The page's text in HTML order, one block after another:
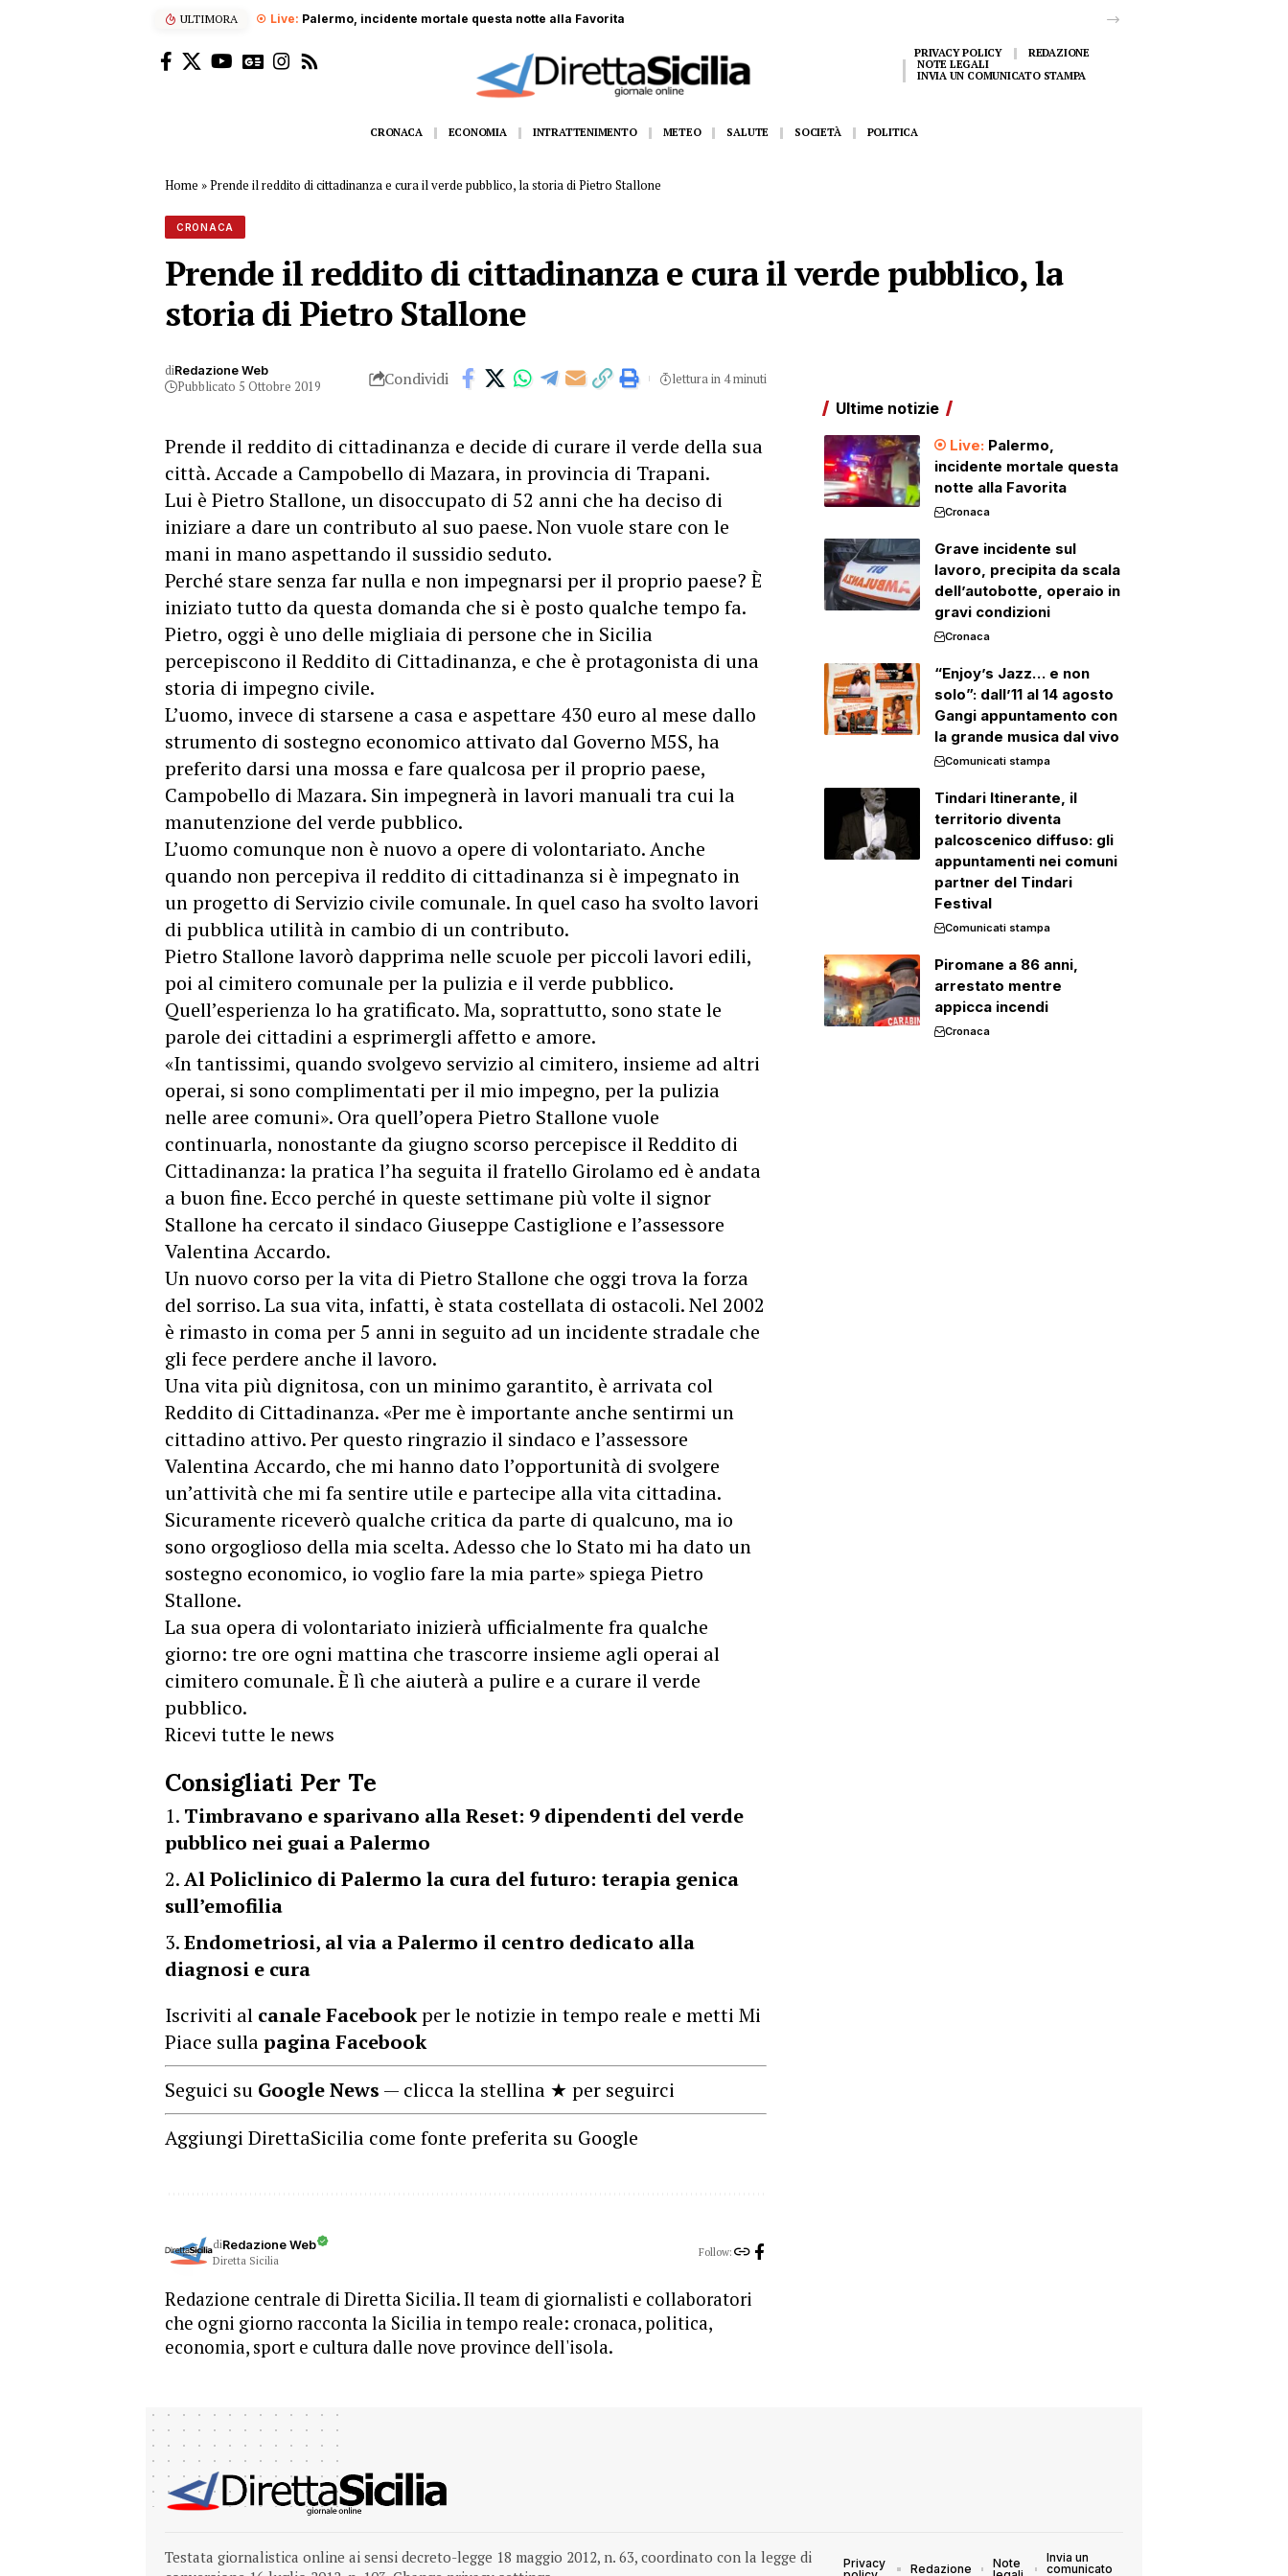
ULTIMORA
PRIVACY POLICY
REDAZIONE
NOTE LEGALI
INVIA UN COMUNICATO STAMPA
CRONACA ECONOMIA INTRATTENIMENTO METEO SALUTE SOCIETÀ POLITICA
Home »Prende il reddito di cittadinanza e cura il verde pubblico, la storia di Pietro Stallone
CRONACA
Prende il reddito di cittadinanza e cura il verde pubblico, la
storia di Pietro Stallone
diRedazione Web
Pubblicato 5 Ottobre 2019 Condividi lettura in 4 minuti
Prende il reddito di cittadinanza e decide di curare il verde della sua
città. Accade a Campobello di Mazara, in provincia di Trapani.
Lui è Pietro Stallone, un disoccupato di 52 anni che ha deciso di
iniziare a dare un contributo al suo paese. Non vuole stare con le
mani in mano aspettando il sussidio seduto.
Perché stare senza far nulla e non impegnarsi per il proprio paese? È
iniziato tutto da questa domanda che si è posto qualche tempo fa.
Pietro, oggi è uno delle migliaia di persone che in Sicilia
percepiscono il Reddito di Cittadinanza, e che è protagonista di una
storia di impegno civile.
L’uomo, invece di starsene a casa e aspettare 430 euro al mese dallo
strumento di sostegno economico attivato dal Governo M5S, ha
preferito darsi una mossa e fare qualcosa per il proprio paese,
Campobello di Mazara. Sin impegnerà in lavori manuali tra cui la
manutenzione del verde pubblico.
L’uomo comunque non è nuovo a opere di volontariato. Anche
quando non percepiva il reddito di cittadinanza si è impegnato in
un progetto di Servizio civile comunale. In quel caso ha svolto lavori
di pubblica utilità in cambio di un contributo.
Pietro Stallone lavorò dapprima nelle scuole per piccoli lavori edili,
poi al cimitero comunale per la pulizia e il verde pubblico.
Quell’esperienza lo ha gratificato. Ma, soprattutto, sono state le
parole dei cittadini a esprimergli affetto e amore.
«In tantissimi, quando svolgevo servizio al cimitero, insieme ad altri
operai, si sono complimentati per il mio impegno, per la pulizia
nelle aree comuni». Ora quell’opera Pietro Stallone vuole
continuarla, nonostante da giugno scorso percepisce il Reddito di
Cittadinanza: la pratica l’ha seguita il fratello Girolamo ed è andata
a buon fine. Ecco perché in queste settimane più volte il signor
Stallone ha cercato il sindaco Giuseppe Castiglione e l’assessore
Valentina Accardo.
Un nuovo corso per la vita di Pietro Stallone che oggi trova la forza
del sorriso. La sua vita, infatti, è stata costellata di ostacoli. Nel 2002
è rimasto in coma per 5 anni in seguito ad un incidente stradale che
gli fece perdere anche il lavoro.
Una vita più dignitosa, con un minimo garantito, è arrivata col
Reddito di Cittadinanza. «Per me è importante anche sentirmi un
cittadino attivo. Per questo ringrazio il sindaco e l’assessore
Valentina Accardo, che mi hanno dato l’opportunità di svolgere
un’attività che mi fa sentire utile e partecipe alla vita cittadina.
Sicuramente riceverò qualche critica da parte di qualcuno, ma io
sono orgoglioso della mia scelta. Adesso che lo Stato mi ha dato un
sostegno economico, io voglio fare la mia parte» spiega Pietro
Stallone.
La sua opera di volontariato inizierà ufficialmente fra qualche
giorno: tre ore ogni mattina che trascorre insieme agli operai al
cimitero comunale. È lì che aiuterà a pulire e a curare il verde
pubblico.
Ricevi tutte le news
Consigliati Per Te
Timbravano e sparivano alla Reset: 9 dipendenti del verde
pubblico nei guai a Palermo
Al Policlinico di Palermo la cura del futuro: terapia genica
sull’emofilia
Endometriosi, al via a Palermo il centro dedicato alla
diagnosi e cura
Iscriviti al canale Facebookper le notizie in tempo reale e metti Mi
Piace sullapagina Facebook
Seguici su Google News — clicca la stellina ★ per seguirci
Aggiungi DirettaSicilia come fonte preferita su Google
diRedazione Web
Diretta Sicilia
Follow:
Redazione centrale di Diretta Sicilia. Il team di giornalisti e collaboratori
che ogni giorno racconta la Sicilia in tempo reale: cronaca, politica,
economia, sport e cultura dalle nove province dell'isola.
Ultime notizie
Palermo,
incidente mortale questa
notte alla Favorita
Cronaca
Grave incidente sul
lavoro, precipita da scala
dell’autobotte, operaio in
gravi condizioni
Cronaca
“Enjoy’s Jazz… e non
solo”: dall’11 al 14 agosto
Gangi appuntamento con
la grande musica dal vivo
Comunicati stampa
Tindari Itinerante, il
territorio diventa
palcoscenico diffuso: gli
appuntamenti nei comuni
partner del Tindari
Festival
Comunicati stampa
Piromane a 86 anni,
arrestato mentre
appicca incendi
Cronaca
Testata giornalistica online ai sensi decreto-legge 18 maggio 2012, n. 63, coordinato con la legge di
Privacy
Redazione
Note
Invia un
comunicato